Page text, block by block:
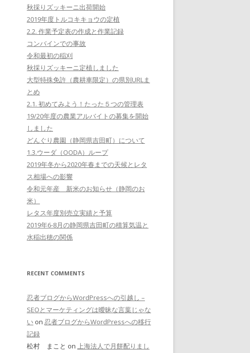
秋採りズッキーニ出荷開始
2019年度トルコキキョウの定植
2.2. 作業予定表の作成と作業記録
コンバインでの事故
令和最初の稲刈
秋採りズッキーニ定植しました
大型特殊免許（農耕車限定）の県別URLま
とめ
2.1. 初めてみよう！たった５つの管理表
19/20年度の農業アルバイトの募集を開始
しました
どんぐり農園（静岡県吉田町）について
1.3.ウーダ（OODA）ループ
2019年冬から2020年春までの天候とレタ
ス相場への影響
令和元年産 新米のお知らせ（静岡のお
米）
レタス年度別売立実績と予算
2019年6-8月の静岡県吉田町の積算気温と
水稲出穂の関係
RECENT COMMENTS
忍者ブログからWordPressへの引越し –
SEOとマーケティングは曖昧な言葉じゃな
い on 忍者ブログからWordPressへの移行
記録
松村 まこと on 上海法人で月餅配りまし